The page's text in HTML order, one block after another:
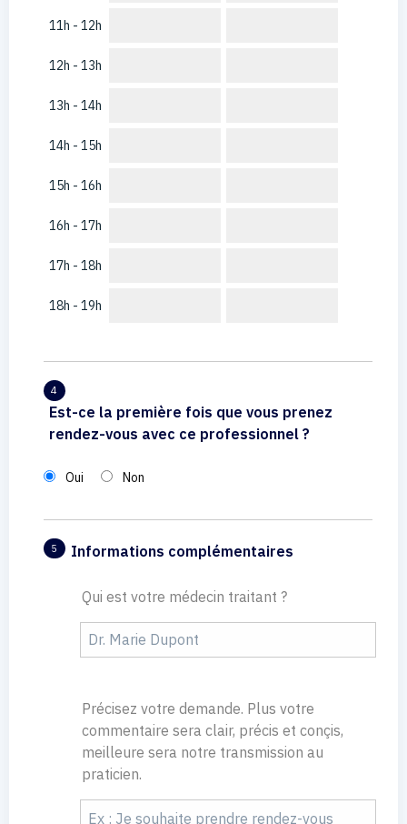
11h - 12h
12h - 13h
13h - 14h
14h - 15h
15h - 16h
16h - 17h
17h - 18h
18h - 19h
4
Est-ce la première fois que vous prenez
rendez-vous avec ce professionnel ?
Oui Non
5 Informations complémentaires
Qui est votre médecin traitant ?
Précisez votre demande. Plus votre
commentaire sera clair, précis et conçis,
meilleure sera notre transmission au
praticien.